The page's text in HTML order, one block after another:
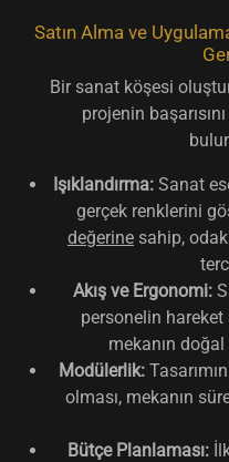
Satın Alma ve
Bir sanat köşesi
projenin
Işıklandırma:Sanat
gerçek renklerini
değerine sahip,
Akış ve Ergonomi:
personelin hareket
mekanın doğal
Modülerlik:
olması, mekanın
Bütçe Planlaması: